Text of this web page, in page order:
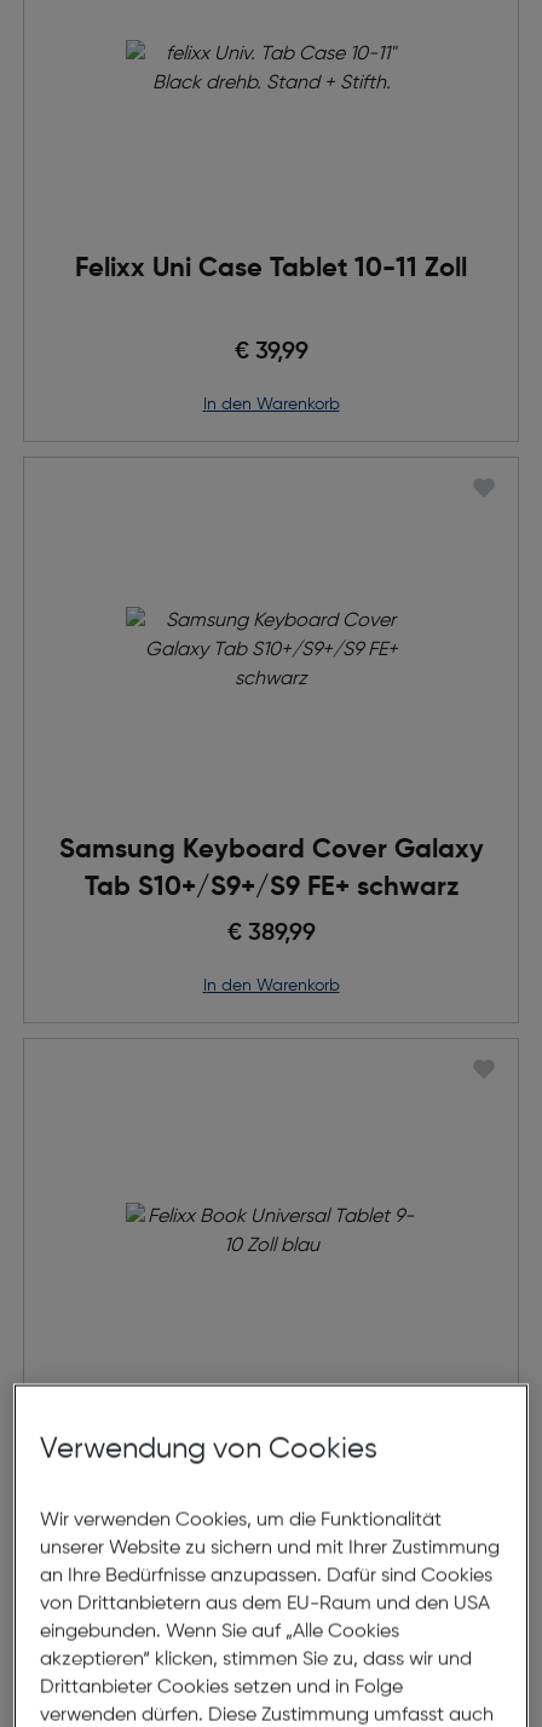
Felixx Uni Case Tablet 10-11 Zoll
€ 39,99
in den Warenkorb
Samsung Keyboard Cover Galaxy
Tab S10+/S9+/S9 FE+ schwarz
€ 389,99
in den Warenkorb
Felixx Book Universal Tablet 9-10''
€ 29,99
in den Warenkorb
Verwendung von Cookies
Wir verwenden Cookies, um die Funktionalität
unserer Website zu sichern und mit Ihrer Zustimmung
an Ihre Bedürfnisse anzupassen. Dafür sind Cookies
von Drittanbietern aus dem EU-Raum und den USA
eingebunden. Wenn Sie auf „Alle Cookies
akzeptieren“ klicken, stimmen Sie zu, dass wir und
Drittanbieter Cookies setzen und in Folge
verwenden dürfen. Diese Zustimmung umfasst auch